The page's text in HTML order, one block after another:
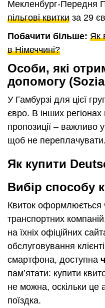
Мекленбург-Передня
пільгові квитки за 29
Побачити більше: Як
в Німеччині?
Особи, які
допомогу
У Гамбурзі для цієї
євро. В інших регіонах
пропозиції – важливо
щоб не переплачувати.
Як купити
Вибір способу
Квиток оформлюється
транспортних
на їхніх офіційних
обслуговування
смартфона, доступна
пам’ятати: купити
не можна, оскільки це
поїздка.